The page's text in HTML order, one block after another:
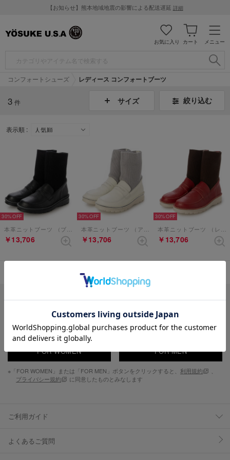
【お知らせ】熊本地域地震の影響による配送遅延 詳細
メニュー
カート
お気に入り
コンフォートシューズ レディース コンフォートブーツ
3 件 サイズ 絞り込む
表示順 :
30%
￥13,706
30%
￥13,706
30%
￥13,706
FOR WOMEN FOR MEN
※「FOR WOMEN」または「FOR MEN」ボタンをクリックすると、 利用規約
プライバシー規約
に同意したものとみなします
ご利用ガイド
よくあるご質問